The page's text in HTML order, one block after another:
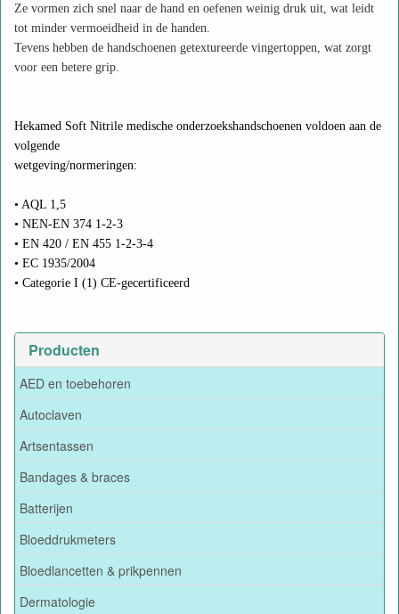
Producten
AED en toebehoren
Autoclaven
Artsentassen
Bandages & braces
Batterijen
Bloeddrukmeters
Bloedlancetten & prikpennen
Dermatologie
Ze vormen zich snel naar de hand en oefenen weinig druk uit, wat leidt
tot minder vermoeidheid in de handen.
Tevens hebben de handschoenen getextureerde vingertoppen, wat zorgt
voor een betere grip.
Hekamed Soft Nitrile medische onderzoekshandschoenen voldoen aan de
volgende
wetgeving/normeringen:
• AQL 1,5
• NEN-EN 374 1-2-3
• EN 420 / EN 455 1-2-3-4
• EC 1935/2004
• Categorie I (1) CE-gecertificeerd